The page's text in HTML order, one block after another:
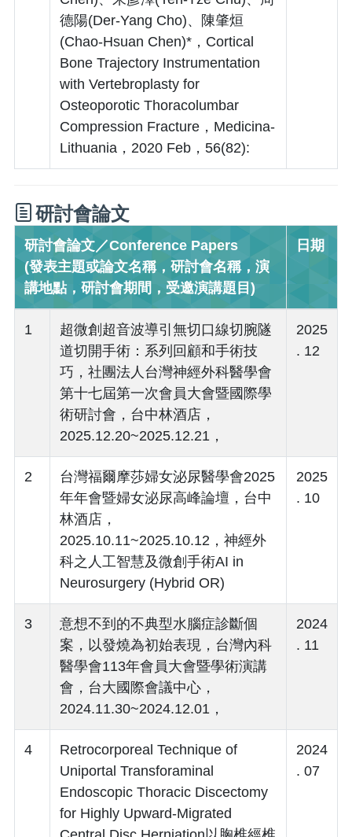
德陽(Der-Yang Cho)、陳肇烜
(Chao-Hsuan Chen)*，Cortical
Bone Trajectory Instrumentation
with Vertebroplasty for
Osteoporotic Thoracolumbar
Compression Fracture，Medicina-
Lithuania，2020 Feb，56(82):
研討會論文
研討會論文／Conference Papers
(發表主題或論文名稱，研討會名稱，演
講地點，研討會期間，受邀演講題目)
日期
1
超微創超音波導引無切口線切腕隧
道切開手術：系列回顧和手術技
巧，社團法人台灣神經外科醫學會
第十七屆第一次會員大會暨國際學
術研討會，台中林酒店，
2025.12.20~2025.12.21，
2025
. 12
2
台灣福爾摩莎婦女泌尿醫學會2025
年年會暨婦女泌尿高峰論壇，台中
林酒店，
2025.10.11~2025.10.12，神經外
科之人工智慧及微創手術AI in
Neurosurgery (Hybrid OR)
2025
. 10
3
意想不到的不典型水腦症診斷個
案，以發燒為初始表現，台灣內科
醫學會113年會員大會暨學術演講
會，台大國際會議中心，
2024.11.30~2024.12.01，
2024
. 11
4
Retrocorporeal Technique of
Uniportal Transforaminal
Endoscopic Thoracic Discectomy
for Highly Upward-Migrated
2024
. 07